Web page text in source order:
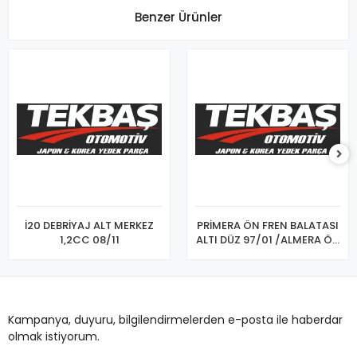
Benzer Ürünler
İ20 DEBRİYAJ ALT MERKEZ
1,2CC 08/11
PRİMERA ÖN FREN BALATASI
ALTI DÜZ 97/01 /ALMERA ÖN
Kampanya, duyuru, bilgilendirmelerden e-posta ile haberdar
olmak istiyorum.